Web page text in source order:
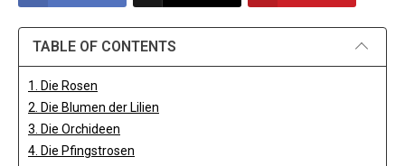
TABLE OF CONTENTS
1. Die Rosen
2. Die Blumen der Lilien
3. Die Orchideen
4. Die Pfingstrosen